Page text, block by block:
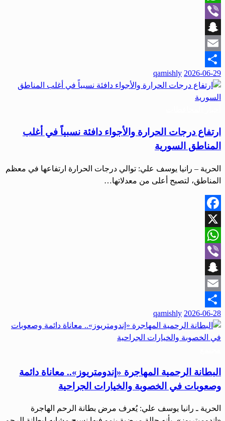
WhatsApp
Viber
Snapchat
Email
Share
2026-06-29
qamishly
ارتفاع درجات الحرارة والأجواء دافئة نسبياً في أغلب
المناطق السورية
الحرية – رانيا يوسف علي: توالي درجات الحرارة ارتفاعها في معظم
المناطق، لتصبح أعلى من معدلاتها…
Facebook
X
WhatsApp
Viber
Snapchat
Email
Share
2026-06-28
qamishly
البطانة الرحمية المهاجرة «إندومتريوز».. معاناة دائمة
وصعوبات في الخصوبة والخيارات الجراحية
الحرية ـ رانيا يوسف علي: يُعرف مرض بطانة الرحم الهاجرة